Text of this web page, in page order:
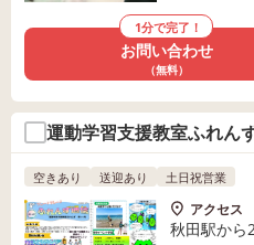
1分で完了！
お問い合わせ
（無料）
運動学習支援教室ふれん
空きあり 送迎あり 土日祝営業
アクセス
秋田駅から